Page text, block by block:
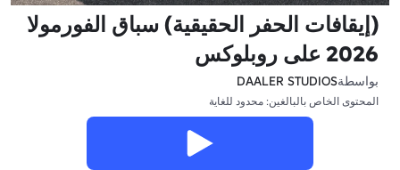
(إيقافات الحفر الحقيقية) سباق الفورمولا
2026 على روبلوكس
بواسطةDAALER STUDIOS
المحتوى الخاص بالبالغين: محدود للغاية